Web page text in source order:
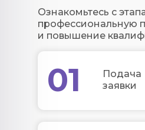
Ознакомьтесь с
профессиональную
и повышение
01
Подача
заявки